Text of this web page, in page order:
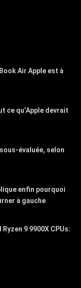
Air Apple est à
ce qu’Apple devrait
évaluée, selon
enfin pourquoi
à gauche
9 9900X CPUs: